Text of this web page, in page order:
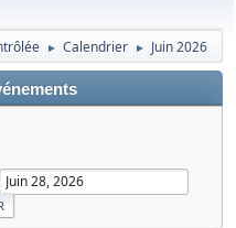
► Calendrier ► Juin 2026